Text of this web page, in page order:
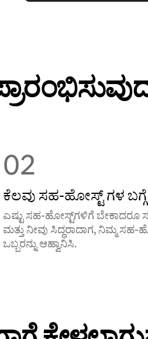
02
ಕೆಲವು ಸಹ-ಹೋಸ್ಟ್ ‌ಗಳ ಬಗ್ಗೆ
ಎಷ್ಟು ಸಹ-ಹೋಸ್ಟ್‌ಗಳಿಗೆ ಬೇಕಾದರೂ
ಮತ್ತು ನೀವು ಸಿದ್ಧರಾದಾಗ, ನಿಮ್ಮ
ಒಬ್ಬರನ್ನು ಆಹ್ವಾನಿಸಿ.